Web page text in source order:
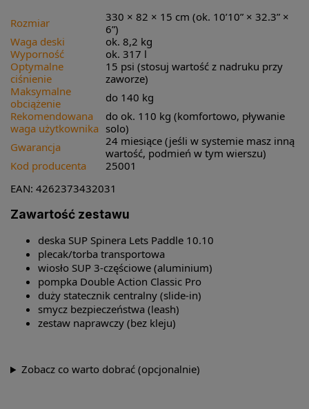
Rozmiar
330 × 82 × 15 cm (ok. 10’10” × 32.3” ×
6”)
Waga deski
ok. 8,2 kg
Wyporność
ok. 317 l
Optymalne
ciśnienie
15 psi (stosuj wartość z nadruku przy
zaworze)
Maksymalne
obciążenie
do 140 kg
Rekomendowana
waga użytkownika
do ok. 110 kg (komfortowo, pływanie
solo)
Gwarancja
24 miesiące (jeśli w systemie masz inną
wartość, podmień w tym wierszu)
Kod producenta
25001
EAN: 4262373432031
Zawartość zestawu
deska SUP Spinera Lets Paddle 10.10
plecak/torba transportowa
wiosło SUP 3-częściowe (aluminium)
pompka Double Action Classic Pro
duży statecznik centralny (slide-in)
smycz bezpieczeństwa (leash)
zestaw naprawczy (bez kleju)
Zobacz co warto dobrać (opcjonalnie)